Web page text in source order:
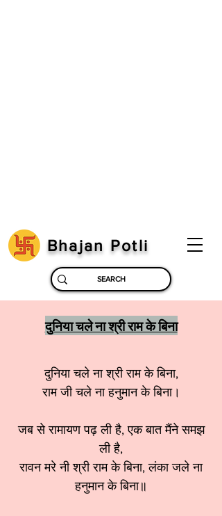
Bhajan Potli
दुनिया चले ना श्री राम के बिना
दुनिया चले ना श्री राम के बिना,
राम जी चले ना हनुमान के बिना।
जब से रामायण पढ़ ली है, एक बात मैंने समझ
ली है,
रावन मरे नी श्री राम के बिना, लंका जले ना
हनुमान के बिना॥